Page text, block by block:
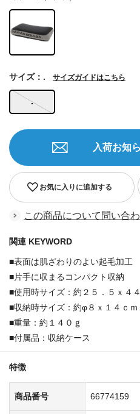
.
サイズ：. サイズガイドはこちら
お気に入りに追加する
入荷お知
この商品について問い合
関連 KEYWORD
■表面は肌ざわりのよい起毛加工
■片手に収まるコンパクト収納
■使用時サイズ：約２５．５ｘ４
■収納時サイズ：約φ８ｘ１４ｃｍ
■重量：約１４０ｇ
■付属品：収納ケース
特徴
商品番号 66774159